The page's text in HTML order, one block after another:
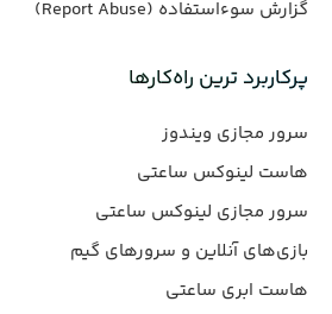
گزارش سوءاستفاده (Report Abuse)
پرکاربرد ترین راه‌کارها
سرور مجازی ویندوز
هاست لینوکس ساعتی
سرور مجازی لینوکس ساعتی
بازی‌های آنلاین و سرورهای گیم
هاست ابری ساعتی